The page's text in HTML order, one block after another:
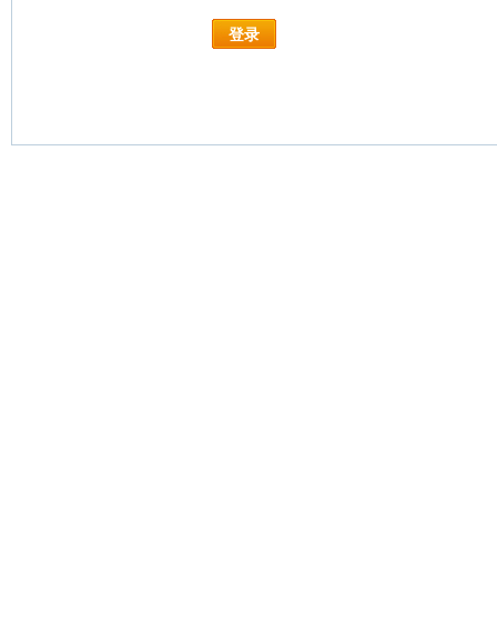
登录